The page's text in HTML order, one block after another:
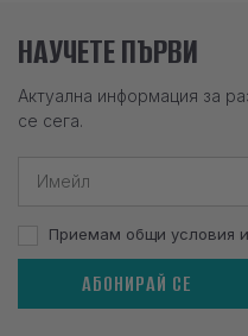
НАУЧЕТЕ ПЪРВИ
Актуална информация за
се сега.
Приемам общи условия
АБОНИРАЙ СЕ